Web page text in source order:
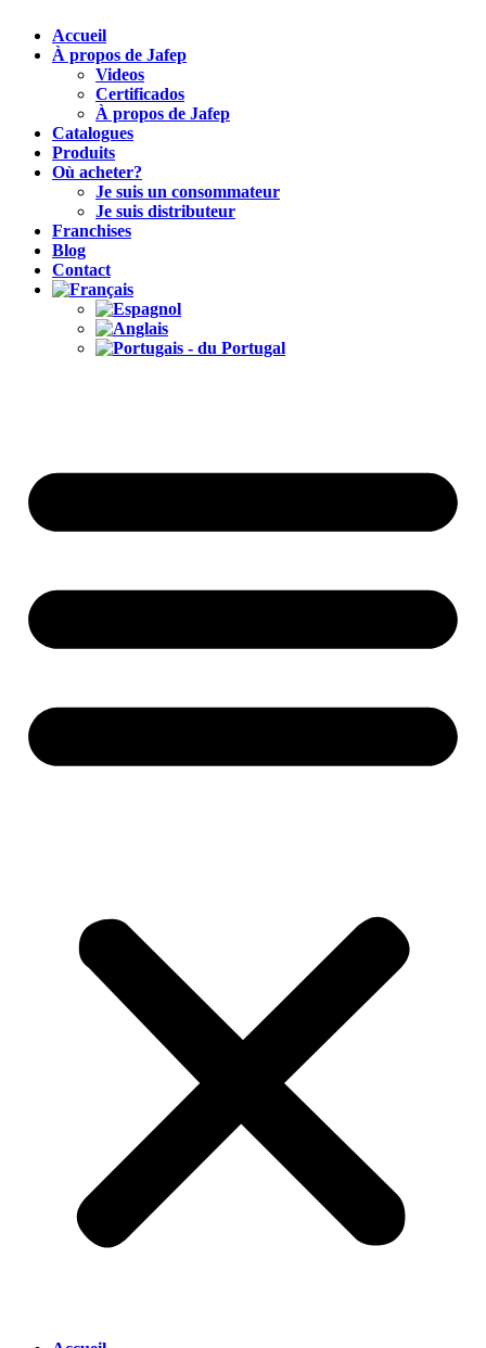
Accueil
À propos de Jafep
Videos
Certificados
À propos de Jafep
Catalogues
Produits
Où acheter?
Je suis un consommateur
Je suis distributeur
Franchises
Blog
Contact